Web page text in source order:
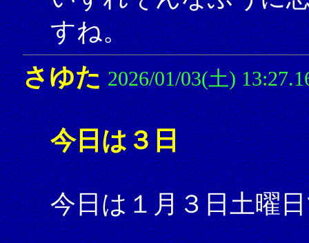
すね。
さゆた 2026/01/03(土)
今日は３日
今日は１月３日土曜